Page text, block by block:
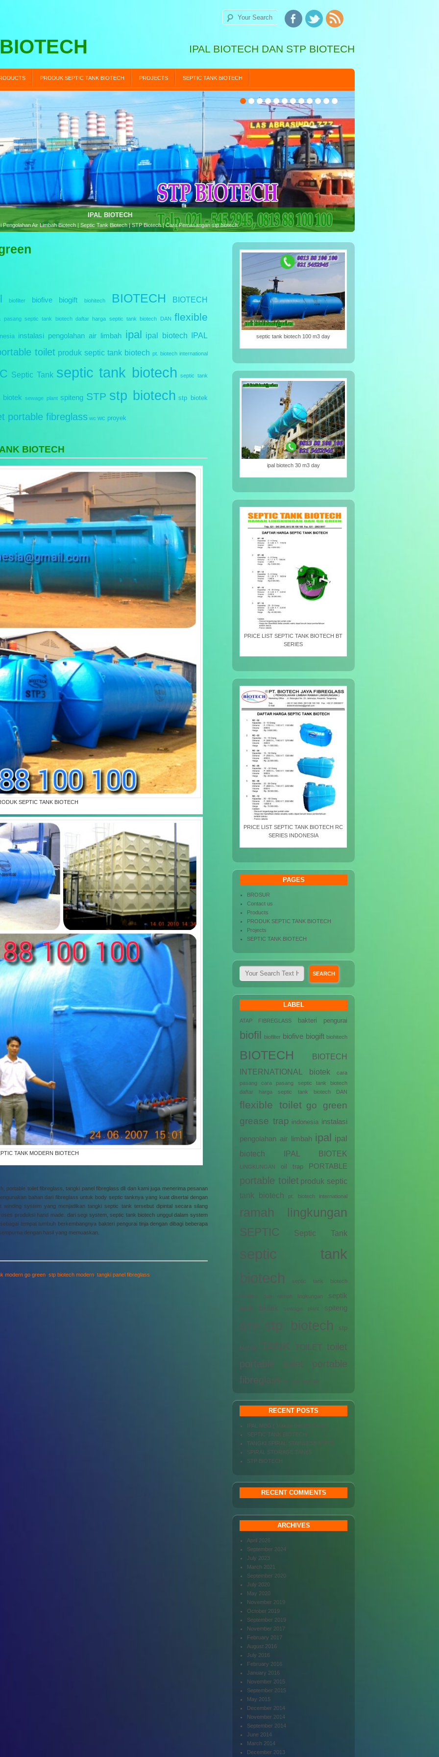
IPAL BIOTECH DAN STP BIOTECH
PRODUK SEPTIC TANK BIOTECH PROJECTS SEPTIC TANK BIOTECH
STP BIOTECH
treatment Plant Biotech | Septic Tank Biotech RC Series | Cara Pemasangan Septic tank Biotech
biofilter biofive biogift biohitech BIOTECH BIOTECH
pasang septic tank biotech daftar harga septic tank biotech DAN flexible
instalasi pengolahan air limbah ipal ipal biotech IPAL
toilet produk septic tank biotech pt. biotech international
Septic Tank septic tank biotech septic tank
sewage plant spiteng STP stp biotech stp biotek
portable fibreglass wc wc proyek
BIOTECH
SEPTIC TANK BIOTECH
TANK MODERN BIOTECH
portable toilet fibreglass, tangki panel fibreglass dll dan kami juga menerima pesanan
bahan dari fibreglass untuk body septic tanknya yang kuat disertai dengan
winding system yang menjadikan tangki septic tank tersebut dipintal secara silang
produksi hand made. dari segi system, septic tank biotech unggul dalam system
tempat tumbuh berkembangnya bakteri pengurai tinja dengan dibagi beberapa
dengan hasil yang memuaskan.
modern go green stp biotech modern tangki panel fibreglass
septic tank biotech 100 m3 day
ipal biotech 30 m3 day
PRICE LIST SEPTIC TANK BIOTECH BT
SERIES
PRICE LIST SEPTIC TANK BIOTECH RC
SERIES INDONESIA
PAGES
BROSUR
Contact us
Products
PRODUK SEPTIC TANK BIOTECH
Projects
SEPTIC TANK BIOTECH
LABEL
ATAP FIBREGLASS bakteri pengurai
biofil biofilter biofive biogift biohitech
BIOTECH
BIOTECH
INTERNATIONAL
biotek
cara
pasang
cara pasang septic tank biotech
daftar harga septic tank biotech
DAN
flexible toilet go green
grease trap indonesia instalasi
pengolahan air limbah ipal ipal
biotech
IPAL BIOTEK
LINGKUNGAN oil trap PORTABLE
portable toilet produk septic
tank biotech
pt. biotech international
ramah lingkungan
SEPTIC Septic Tank
septic tank
biotech
septic tank biotech
modern dan ramah lingkungan
septik
tenk biotek
sewage plant spiteng
STP stp biotech stp
biotek TANK TOILET
toilet
portable
toilet portable
fibreglass wc wc proyek
RECENT POSTS
IPAL MBG ( Makan Bergizi Gratis )
SEPTIC TANK BIOTECH
TANGKI SPIRAL STAINLESS STEEL
SPIRAL STORAGE TANKS
STP BIOTECH
RECENT COMMENTS
ARCHIVES
April 2026
September 2024
July 2023
March 2021
September 2020
July 2020
May 2020
November 2019
October 2019
September 2019
November 2017
February 2017
August 2016
July 2016
February 2016
January 2016
November 2015
September 2015
May 2015
December 2014
November 2014
September 2014
June 2014
March 2014
December 2013